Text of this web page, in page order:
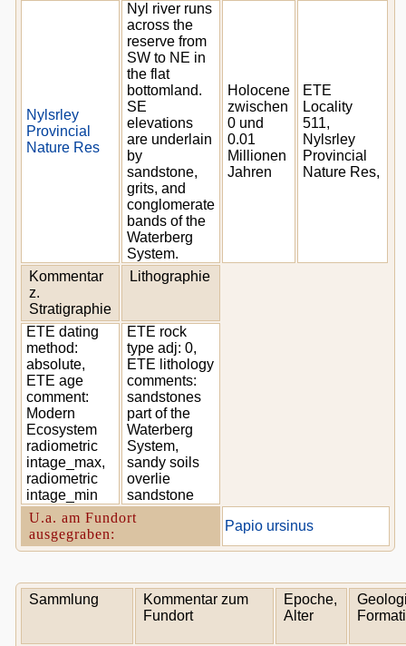
Nylsrley
Provincial
Nature Res
Nyl river runs
across the
reserve from
SW to NE in
the flat
bottomland.
SE
elevations
are underlain
by
sandstone,
grits, and
conglomerate
bands of the
Waterberg
System.
Holocene
zwischen
0 und
0.01
Millionen
Jahren
ETE
Locality
511,
Nylsrley
Provincial
Nature Res,
Kommentar
z.
Stratigraphie
Lithographie
ETE dating
method:
absolute,
ETE age
comment:
Modern
Ecosystem
radiometric
intage_max,
radiometric
intage_min
ETE rock
type adj: 0,
ETE lithology
comments:
sandstones
part of the
Waterberg
System,
sandy soils
overlie
sandstone
U.a. am Fundort
ausgegraben:
Papio ursinus
Sammlung
Kommentar zum
Fundort
Epoche,
Alter